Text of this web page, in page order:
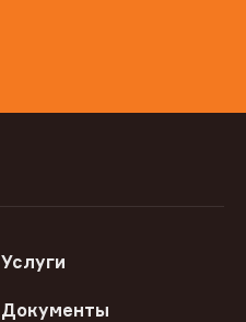
Услуги
Документы